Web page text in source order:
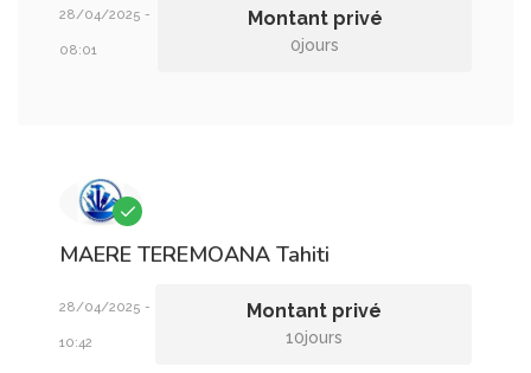
28/04/2025 -
08:01
Montant privé
0jours
MAERE TEREMOANA Tahiti
28/04/2025 -
10:42
Montant privé
10jours